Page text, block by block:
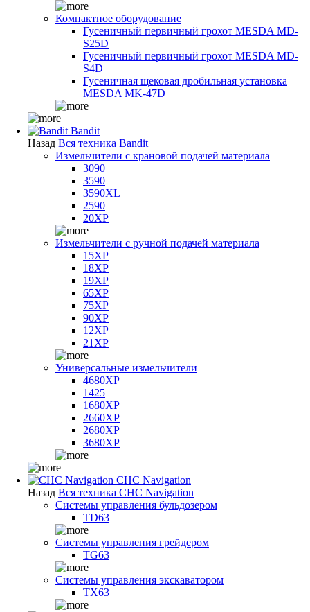
Компактное оборудование
Гусеничный первичный грохот MESDA MD-
S25D
Гусеничный первичный грохот MESDA MD-
S4D
Гусеничная щековая дробильная установка
MESDA MK-47D
Bandit
Назад Вся техника Bandit
Измельчители с крановой подачей материала
3090
3590
3590XL
2590
20XP
Измельчители с ручной подачей материала
15XP
18XP
19XP
65XP
75XP
90XP
12XP
21XP
Универсальные измельчители
4680XP
1425
1680XP
2660XP
2680XP
3680XP
CHC Navigation
Назад Вся техника CHC Navigation
Системы управления бульдозером
TD63
Системы управления грейдером
TG63
Системы управления экскаватором
TX63